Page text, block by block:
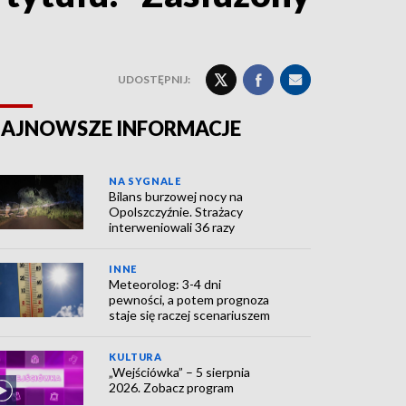
UDOSTĘPNIJ:
INFORMACJE
NA SYGNALE
Bilans burzowej nocy na
Opolszczyźnie. Strażacy
interweniowali 36 razy
INNE
Meteorolog: 3-4 dni
pewności, a potem prognoza
staje się raczej scenariuszem
KULTURA
„Wejściówka” – 5 sierpnia
2026. Zobacz program